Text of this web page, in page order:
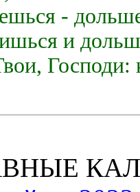
-
и
Господи: